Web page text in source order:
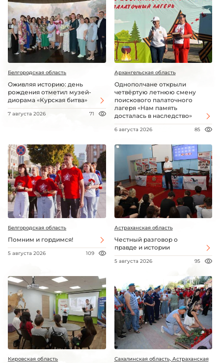
Белгородская область
Оживляя историю: день
рождения отметил музей-
диорама «Курская битва»
7 августа 2026 71
Архангельская область
Однополчане открыли
четвёртую летнюю смену
поискового палаточного
лагеря «Нам память
досталась в наследство»
6 августа 2026 85
Белгородская область
Помним и гордимся!
5 августа 2026 109
Астраханская область
Честный разговор о
правде и истории
5 августа 2026 95
Кировская область
Сахалинская область, Астраханская